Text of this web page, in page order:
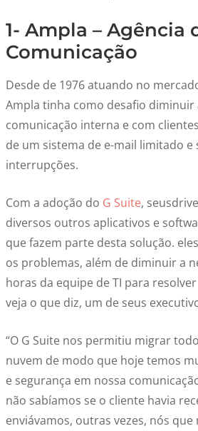
1- Ampla – Agência
Comunicação
Desde de 1976 atuando no
Ampla tinha como desafio diminuir
comunicação interna e com
de um sistema de e-mail limitado e
interrupções.
Com a adoção do G Suite,
diversos outros aplicativos e
que fazem parte desta solução.
os problemas, além de diminuir a
horas da equipe de TI para
veja o que diz, um de seus
“O G Suite nos permitiu migrar
nuvem de modo que hoje temos
e segurança em nossa
não sabíamos se o cliente havia
enviávamos, outras vezes, nós